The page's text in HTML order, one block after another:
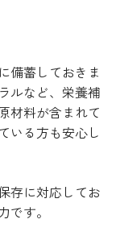
備蓄しておきま
ルなど、栄養補
材料が含まれて
いる方も安心し
存に対応してお
です。